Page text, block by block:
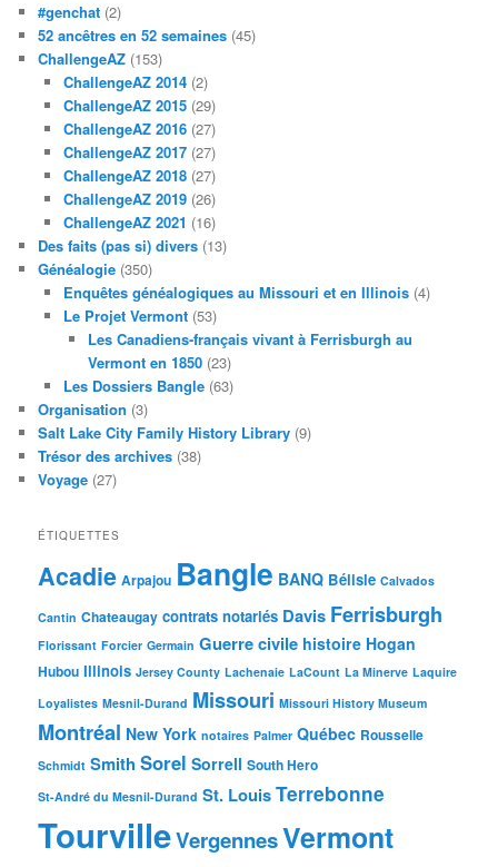
#genchat (2)
52 ancêtres en 52 semaines (45)
ChallengeAZ (153)
ChallengeAZ 2014(2)
ChallengeAZ 2015(29)
ChallengeAZ 2016(27)
ChallengeAZ 2017(27)
ChallengeAZ 2018(27)
ChallengeAZ 2019(26)
ChallengeAZ 2021 (16)
Des faits (pas si) divers (13)
Généalogie (350)
Enquêtes généalogiques au Missouri et en Illinois(4)
Le Projet Vermont(53)
Les Canadiens-français vivant à Ferrisburgh au
Vermont en 1850 (23)
Les Dossiers Bangle(63)
Organisation (3)
Salt Lake City Family History Library (9)
Trésor des archives (38)
Voyage (27)
ÉTIQUETTES
Acadie Arpajou Bangle BANQ Bélisle Calvados
Cantin Chateaugay contrats notariés Davis Ferrisburgh
Florissant Forcier Germain Guerre civile histoire Hogan
Hubou Illinois Jersey County Lachenaie LaCount La Minerve Laquire
Loyalistes Mesnil-Durand Missouri Missouri History Museum
Montréal New York notaires Palmer Québec Rousselle
Schmidt Smith Sorel Sorrell South Hero
St-André du Mesnil-Durand St. LouisTerrebonne
TourvilleVergennesVermont